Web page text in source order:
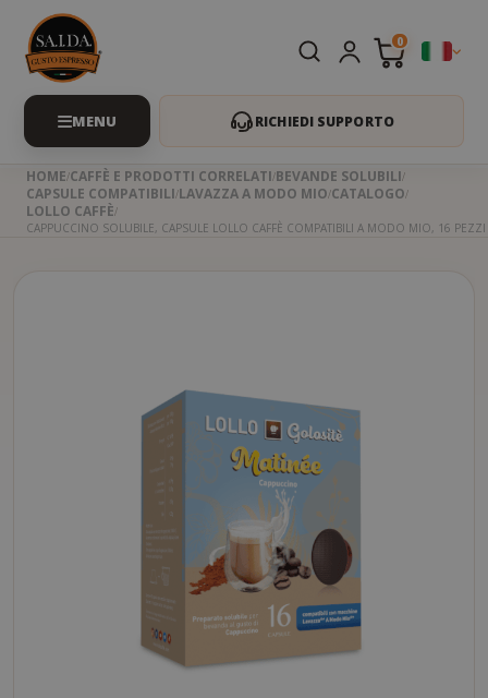
0
RICHIEDI SUPPORTO
HOME CAFFÈ E PRODOTTI CORRELATI BEVANDE SOLUBILI
CAPSULE COMPATIBILI LAVAZZA A MODO MIO CATALOGO
LOLLO CAFFÈ
CAPPUCCINO SOLUBILE, CAPSULE LOLLO CAFFÈ COMPATIBILI A MODO MIO, 16 PEZZI